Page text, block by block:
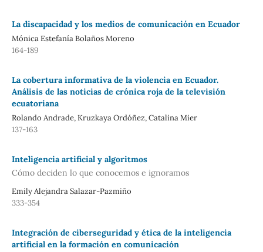
La discapacidad y los medios de comunicación en Ecuador
Mónica Estefanía Bolaños Moreno
164-189
La cobertura informativa de la violencia en Ecuador.
Análisis de las noticias de crónica roja de la televisión
ecuatoriana
Rolando Andrade, Kruzkaya Ordóñez, Catalina Mier
137-163
Inteligencia artificial y algoritmos
Cómo deciden lo que conocemos e ignoramos
Emily Alejandra Salazar-Pazmiño
333-354
Integración de ciberseguridad y ética de la inteligencia
artificial en la formación en comunicación